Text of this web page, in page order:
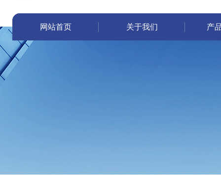
网站首页 关于我们 产